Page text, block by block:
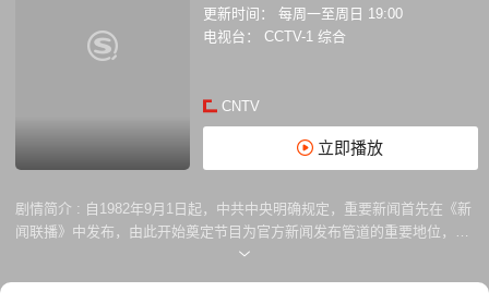
更新时间：
每周一至周日 19:00
电视台：
CCTV-1 综合
CNTV
立即播放
剧情简介 : 自1982年9月1日起，中共中央明确规定，重要新闻首先在《新
闻联播》中发布，由此开始奠定节目为官方新闻发布管道的重要地位，节
目宗旨“宣传党和政府的声音，传播天下大事”；但新闻先后次序排列不是